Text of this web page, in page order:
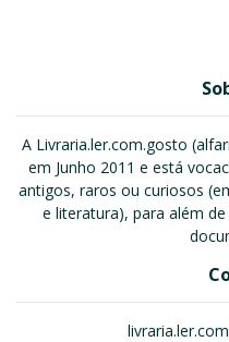
A Livraria.ler.com.gosto
em Junho 2011 e está
antigos, raros ou curiosos
e literatura), para além